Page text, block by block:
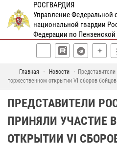
РОСГВАРДИЯ
Управление Федеральной
национальной гвардии
Федерации по Пензенской
Главная Новости
торжественном открытии VI сборов
ПРЕДСТАВИТЕЛИ
ПРИНЯЛИ УЧАСТИЕ
ОТКРЫТИИ VI